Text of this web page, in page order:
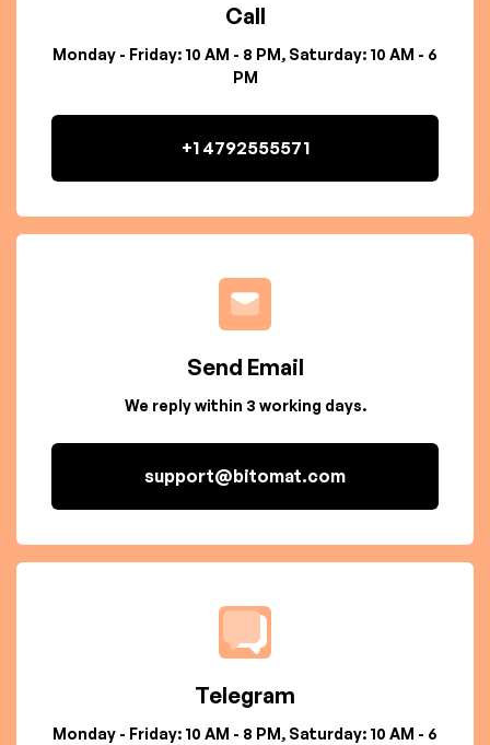
Call
Monday - Friday: 10 AM - 8 PM, Saturday: 10 AM - 6
PM
+1 4792555571
Send Email
We reply within 3 working days.
support@bitomat.com
Telegram
Monday - Friday: 10 AM - 8 PM, Saturday: 10 AM - 6